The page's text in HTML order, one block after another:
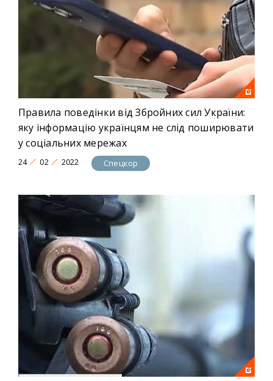
Правила поведінки від Збройних сил України:
яку інформацію українцям не слід поширювати
у соціальних мережах
24 02 2022 Спецкор